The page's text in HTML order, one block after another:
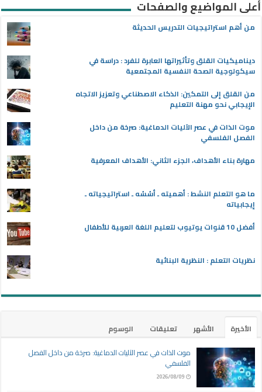
أعلى المواضيع والصفحات
من أهم استراتيجيات التدريس الحديثة
ديناميكيات القلق وتأثيراتها العابرة للفرد : دراسة في
سيكولوجية الصحة النفسية المجتمعية
من القلق إلى التمكين: الذكاء الاصطناعي وتعزيز الاتجاه
الإيجابي نحو مهنة التعليم
موت الذات في عصر الآليات الدماغية: صرخة من داخل
الفصل الفلسفي
مهارة بناء الأهداف، الجزء الثاني: الأهداف المعرفية
ما هو التعلم النشط : أهميته ـ أسُسُه ـ استراتيجياته ـ
إيجابياته
أفضل 10 قنوات يوتيوب لتعليم اللغة العربية للأطفال
نظريات التعلم : النظرية البنائية
الأخيرة الأشهر تعليقات
الوسوم
موت الذات في عصر الآليات الدماغية: صرخة من داخل الفصل
الفلسفي
2026/08/09